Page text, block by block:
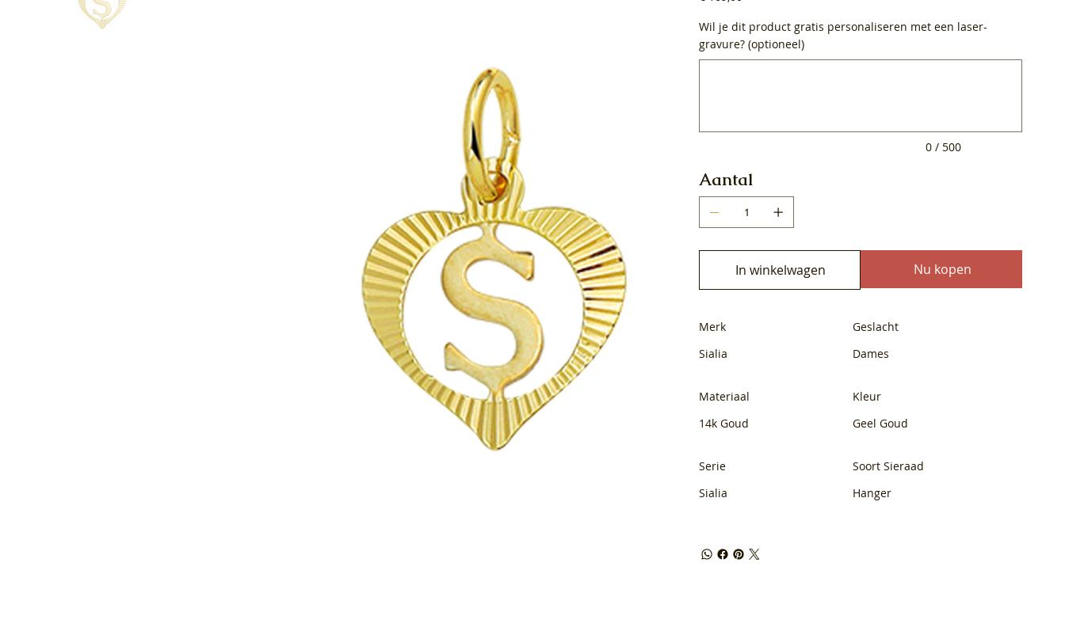
Wil je dit product gratis personaliseren met een laser-
gravure? (optioneel)
0 / 500
Aantal
In winkelwagen Nu kopen
Merk
Sialia
Geslacht
Dames
Materiaal
14k Goud
Kleur
Geel Goud
Serie
Sialia
Soort Sieraad
Hanger